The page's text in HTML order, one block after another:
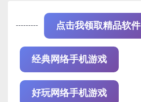
--------- 点击我领取精品软件
经典网络手机游戏
好玩网络手机游戏